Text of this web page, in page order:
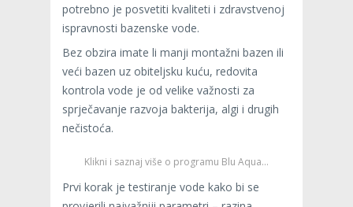
potrebno je posvetiti kvaliteti i zdravstvenoj
ispravnosti bazenske vode.
Bez obzira imate li manji montažni bazen ili
veći bazen uz obiteljsku kuću, redovita
kontrola vode je od velike važnosti za
sprječavanje razvoja bakterija, algi i drugih
nečistoća.
Klikni i saznaj više o programu Blu Aqua…
Prvi korak je testiranje vode kako bi se